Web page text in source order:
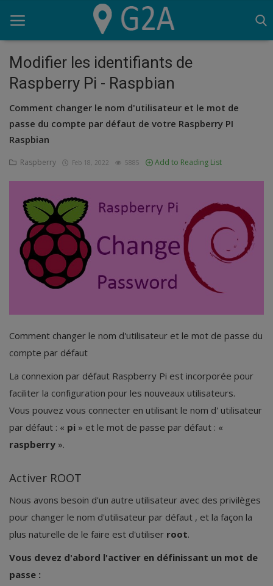
Home
Script
SEO
Lighthouse
OVH
Logiciels
Serveur
Modifier les identifiants de
Raspberry Pi - Raspbian
Comment changer le nom d'utilisateur et le mot de
passe du compte par défaut de votre Raspberry PI
Raspbian
Raspberry Feb 18, 2022 5885 Add to Reading List
Comment changer le nom d'utilisateur et le mot de passe du
compte par défaut
La connexion par défaut Raspberry Pi est incorporée pour
faciliter la configuration pour les nouveaux utilisateurs.
Vous pouvez vous connecter en utilisant le nom d' utilisateur
par défaut : « pi » et le mot de passe par défaut : «
raspberry ».
Activer ROOT
Nous avons besoin d'un autre utilisateur avec des privilèges
pour changer le nom d'utilisateur par défaut , et la façon la
plus naturelle de le faire est d'utiliser root.
Vous devez d'abord l'activer en définissant un mot de
passe :